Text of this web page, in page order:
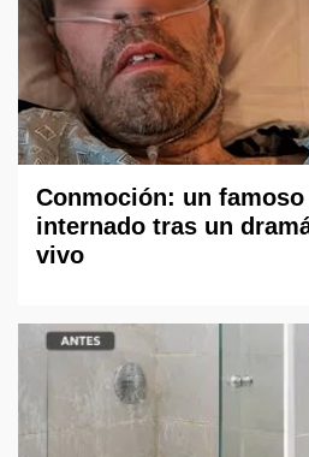
Conmoción: un
internado tras un
vivo